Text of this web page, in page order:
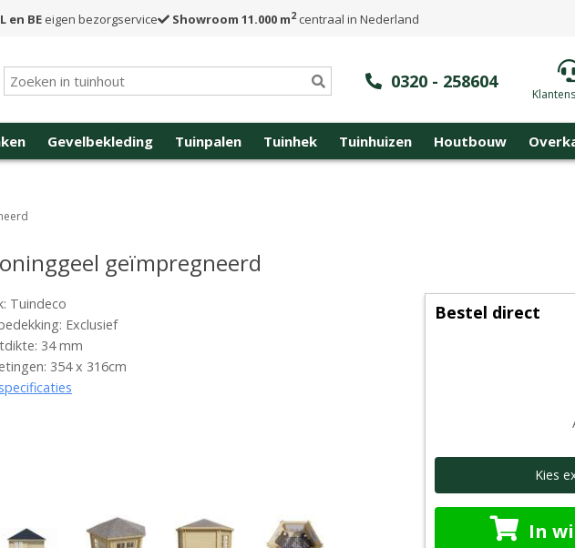
en BE eigen bezorgservice Showroom 11.000 m2centraal in Nederland
0320 - 258604
Gevelbekleding Tuinpalen Tuinhek Tuinhuizen Houtbouw
geïmpregneerd
Tuindeco
Exclusief
34 mm
354 x 316cm
Bestel direct
Kies
In